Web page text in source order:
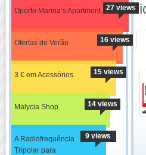
Oporto Marina’s Apartment 27 views
Ofertas de Verão 16 views
3 € em Acessórios 15 views
Malycia Shop 14 views
A Radiofrequência
Tripolar para
9 views